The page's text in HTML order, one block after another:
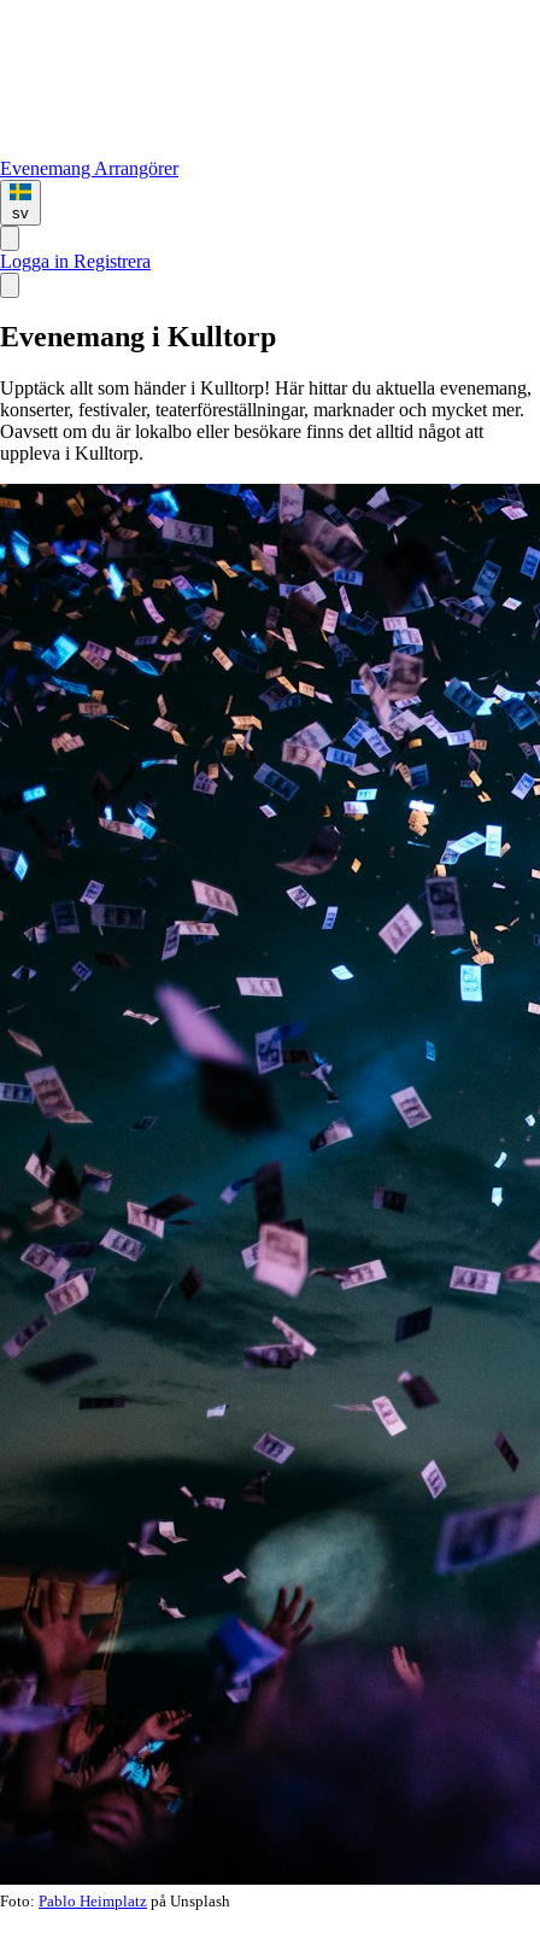
Evenemang Arrangörer
sv
Logga in Registrera
Evenemang i Kulltorp
Upptäck allt som händer i Kulltorp! Här hittar du aktuella evenemang,
konserter, festivaler, teaterföreställningar, marknader och mycket mer.
Oavsett om du är lokalbo eller besökare finns det alltid något att
uppleva i Kulltorp.
Foto: Pablo Heimplatz på Unsplash